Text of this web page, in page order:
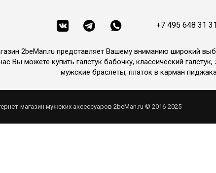
+7 495 648 31 31
2beMan.ru представляет Вашему вниманию широкий
Вы можете купить галстук бабочку, классический
мужские браслеты, платок в карман
магазин мужских аксессуаров 2beMan.ru © 2016-2025